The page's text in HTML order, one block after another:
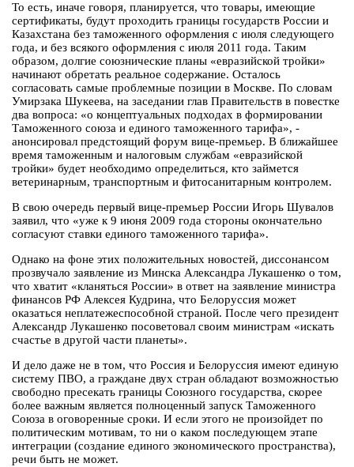
То есть, иначе говоря, планируется, что товары, имеющие
сертификаты, будут проходить границы государств России и
Казахстана без таможенного оформления с июля следующего
года, и без всякого оформления с июля 2011 года. Таким
образом, долгие союзнические планы «евразийской тройки»
начинают обретать реальное содержание. Осталось
согласовать самые проблемные позиции в Москве. По словам
Умирзака Шукеева, на заседании глав Правительств в повестке
два вопроса: «о концептуальных подходах в формировании
Таможенного союза и единого таможенного тарифа», -
анонсировал предстоящий форум вице-премьер. В ближайшее
время таможенным и налоговым службам «евразийской
тройки» будет необходимо определиться, кто займется
ветеринарным, транспортным и фитосанитарным контролем.
В свою очередь первый вице-премьер России Игорь Шувалов
заявил, что «уже к 9 июня 2009 года стороны окончательно
согласуют ставки единого таможенного тарифа».
Однако на фоне этих положительных новостей, диссонансом
прозвучало заявление из Минска Александра Лукашенко о том,
что хватит «кланяться России» в ответ на заявление министра
финансов РФ Алексея Кудрина, что Белоруссия может
оказаться неплатежеспособной страной. После чего президент
Александр Лукашенко посоветовал своим министрам «искать
счастье в другой части планеты».
И дело даже не в том, что Россия и Белоруссия имеют единую
систему ПВО, а граждане двух стран обладают возможностью
свободно пресекать границы Союзного государства, скорее
более важным является полноценный запуск Таможенного
Союза в оговоренные сроки. И если этого не произойдет по
политическим мотивам, то ни о каком последующем этапе
интеграции (создание единого экономического пространства),
речи быть не может.